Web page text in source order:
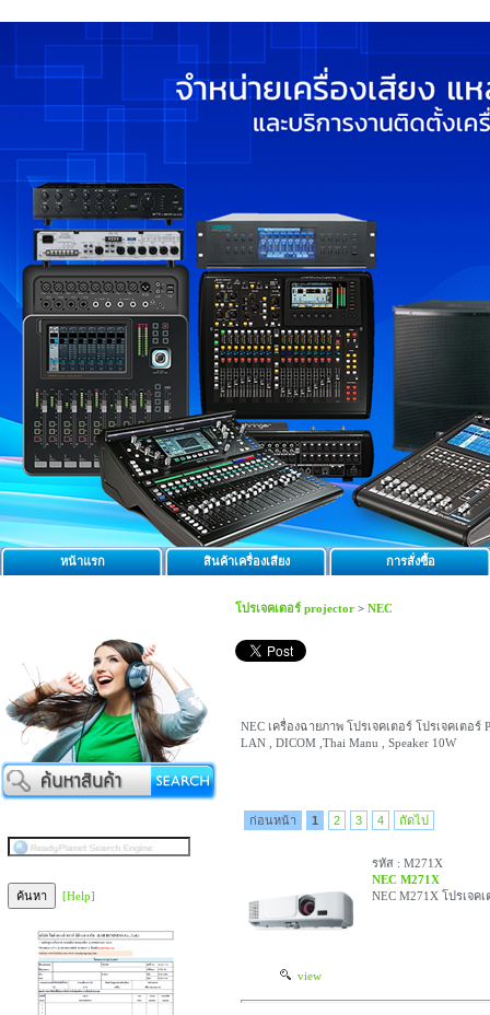
หน้าแรก สินค้าเครื่องเสียง การสั่งซื้อ
[Help]
โปรเจคเตอร์ projector > NEC
NEC เครื่องฉายภาพ โปรเจคเตอร์ โปรเจคเตอร์
LAN , DICOM ,Thai Manu , Speaker 10W
ก่อนหน้า 1 2 3 4 ถัดไป
view
รหัส : M271X
NEC M271X
NEC M271X โปรเจค